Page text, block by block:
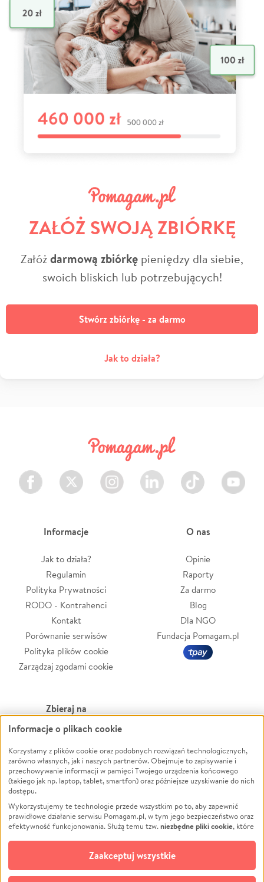
ZAŁÓŻ SWOJĄ ZBIÓRKĘ
Załóżdarmową zbiórkę pieniędzy dla siebie,
swoich bliskich lub potrzebujących!
Stwórz zbiórkę - za darmo
Jak to działa?
Facebook Twitter Instagram LinkedIn TikTok Youtube
Informacje
Jak to działa?
Regulamin
Polityka Prywatności
RODO - Kontrahenci
Kontakt
Porównanie serwisów
Polityka plików cookie
Zarządzaj zgodami cookie
O nas
Opinie
Raporty
Za darmo
Blog
Dla NGO
Fundacja Pomagam.pl
Zbieraj na
Leczenie
Zwierzęta
Pożar
Ukraina
Pomoc Finansowa
Projekty
Pogrzeb
Społeczność lokalna
Kultura
Powódź
Wichura
NGO
Edukacja
Podróż
Impreza
Ochrona środowiska
Biznes
Informacje o plikach cookie
Korzystamy z plików cookie oraz podobnych rozwiązań technologicznych,
zarówno własnych, jak i naszych partnerów. Obejmuje to zapisywanie i
przechowywanie informacji w pamięci Twojego urządzenia końcowego
(takiego jak np. laptop, tablet, smartfon) oraz późniejsze uzyskiwanie do nich
dostępu.
Wykorzystujemy te technologie przede wszystkim po to, aby zapewnić
prawidłowe działanie serwisu Pomagam.pl, w tym jego bezpieczeństwo oraz
efektywność funkcjonowania. Służą temu tzw.niezbędne pliki cookie, które
opcjonalnych plików cookie
technologii do celów analitycznych i retargetingowych. Możesz wyrazić
zgodę na ich stosowanie lub jej odmówić. W dowolnym momencie masz
Zaakceptuj wszystkie